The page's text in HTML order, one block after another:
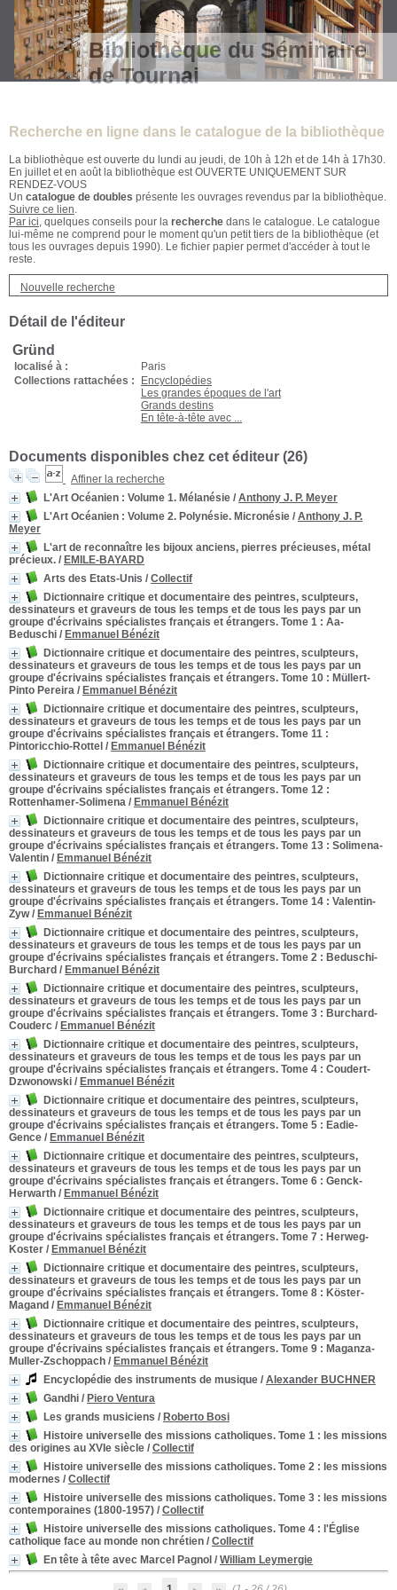
Bibliothèque du Séminaire
de Tournai
Recherche en ligne dans le catalogue de la bibliothèque
La bibliothèque est ouverte du lundi au jeudi, de 10h à 12h et de 14h à 17h30.
En juillet et en août la bibliothèque est OUVERTE UNIQUEMENT SUR
RENDEZ-VOUS
Un catalogue de doubles présente les ouvrages revendus par la bibliothèque.
Suivre ce lien.
Par ici, quelques conseils pour la recherche dans le catalogue. Le catalogue
lui-même ne comprend pour le moment qu'un petit tiers de la bibliothèque (et
tous les ouvrages depuis 1990). Le fichier papier permet d'accéder à tout le
reste.
Nouvelle recherche
Détail de l'éditeur
Gründ
localisé à :
Paris
Collections rattachées :
Encyclopédies
Les grandes époques de l'art
Grands destins
En tête-à-tête avec ...
Documents disponibles chez cet éditeur (26)
Affiner la recherche
L'Art Océanien : Volume 1. Mélanésie / Anthony J. P. Meyer
L'Art Océanien : Volume 2. Polynésie. Micronésie / Anthony J. P.
Meyer
L'art de reconnaître les bijoux anciens, pierres précieuses, métal
précieux. / EMILE-BAYARD
Arts des Etats-Unis / Collectif
Dictionnaire critique et documentaire des peintres, sculpteurs,
dessinateurs et graveurs de tous les temps et de tous les pays par un
groupe d'écrivains spécialistes français et étrangers. Tome 1 : Aa-
Beduschi / Emmanuel Bénézit
Dictionnaire critique et documentaire des peintres, sculpteurs,
dessinateurs et graveurs de tous les temps et de tous les pays par un
groupe d'écrivains spécialistes français et étrangers. Tome 10 : Müllert-
Pinto Pereira / Emmanuel Bénézit
Dictionnaire critique et documentaire des peintres, sculpteurs,
dessinateurs et graveurs de tous les temps et de tous les pays par un
groupe d'écrivains spécialistes français et étrangers. Tome 11 :
Pintoricchio-Rottel / Emmanuel Bénézit
Dictionnaire critique et documentaire des peintres, sculpteurs,
dessinateurs et graveurs de tous les temps et de tous les pays par un
groupe d'écrivains spécialistes français et étrangers. Tome 12 :
Rottenhamer-Solimena / Emmanuel Bénézit
Dictionnaire critique et documentaire des peintres, sculpteurs,
dessinateurs et graveurs de tous les temps et de tous les pays par un
groupe d'écrivains spécialistes français et étrangers. Tome 13 : Solimena-
Valentin / Emmanuel Bénézit
Dictionnaire critique et documentaire des peintres, sculpteurs,
dessinateurs et graveurs de tous les temps et de tous les pays par un
groupe d'écrivains spécialistes français et étrangers. Tome 14 : Valentin-
Zyw/ Emmanuel Bénézit
Dictionnaire critique et documentaire des peintres, sculpteurs,
dessinateurs et graveurs de tous les temps et de tous les pays par un
groupe d'écrivains spécialistes français et étrangers. Tome 2 : Beduschi-
Burchard / Emmanuel Bénézit
Dictionnaire critique et documentaire des peintres, sculpteurs,
dessinateurs et graveurs de tous les temps et de tous les pays par un
groupe d'écrivains spécialistes français et étrangers. Tome 3 : Burchard-
Couderc / Emmanuel Bénézit
Dictionnaire critique et documentaire des peintres, sculpteurs,
dessinateurs et graveurs de tous les temps et de tous les pays par un
groupe d'écrivains spécialistes français et étrangers. Tome 4 : Coudert-
Dzwonowski / Emmanuel Bénézit
Dictionnaire critique et documentaire des peintres, sculpteurs,
dessinateurs et graveurs de tous les temps et de tous les pays par un
groupe d'écrivains spécialistes français et étrangers. Tome 5 : Eadie-
Gence / Emmanuel Bénézit
Dictionnaire critique et documentaire des peintres, sculpteurs,
dessinateurs et graveurs de tous les temps et de tous les pays par un
groupe d'écrivains spécialistes français et étrangers. Tome 6 : Genck-
Herwarth / Emmanuel Bénézit
Dictionnaire critique et documentaire des peintres, sculpteurs,
dessinateurs et graveurs de tous les temps et de tous les pays par un
groupe d'écrivains spécialistes français et étrangers. Tome 7 : Herweg-
Koster / Emmanuel Bénézit
Dictionnaire critique et documentaire des peintres, sculpteurs,
dessinateurs et graveurs de tous les temps et de tous les pays par un
groupe d'écrivains spécialistes français et étrangers. Tome 8 : Köster-
Magand / Emmanuel Bénézit
Dictionnaire critique et documentaire des peintres, sculpteurs,
dessinateurs et graveurs de tous les temps et de tous les pays par un
groupe d'écrivains spécialistes français et étrangers. Tome 9 : Maganza-
Muller-Zschoppach / Emmanuel Bénézit
Encyclopédie des instruments de musique / Alexander BUCHNER
Gandhi / Piero Ventura
Les grands musiciens / Roberto Bosi
Histoire universelle des missions catholiques. Tome 1 : les missions
des origines au XVIe siècle / Collectif
Histoire universelle des missions catholiques. Tome 2 : les missions
modernes / Collectif
Histoire universelle des missions catholiques. Tome 3 : les missions
contemporaines (1800-1957) / Collectif
Histoire universelle des missions catholiques. Tome 4 : l'Église
catholique face au monde non chrétien / Collectif
En tête à tête avec Marcel Pagnol / William Leymergie